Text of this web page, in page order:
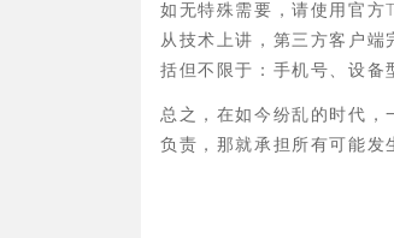
如无特殊需要，请使用官方
从技术上讲，第三方客户
括但不限于：手机号、设备
总之，在如今纷乱的时代，
负责，那就承担所有可能发